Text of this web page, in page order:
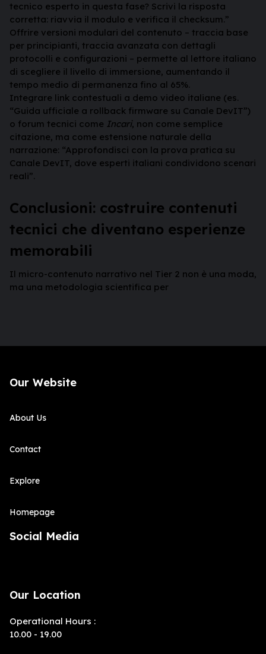
tecnico esperto in questa fase? Scrivi la risposta
corretta: riavvia il modulo e verifica il checksum.”
Offrire versioni modulari del contenuto – traccia base
per principianti, traccia avanzata con dettagli
protocolli e configurazioni – permette al lettore italiano
di scegliere il livello di immersione, aumentando il
tempo medio di permanenza fino al 65%.
Integrare link contestuali a demo video italiane (es.
“Guida ufficiale a rollback firmware su Canale DevIT”)
o forum tecnici come Incari, non come semplice
citazione, ma come estensione naturale della
narrazione: “Approfondisci con la prova pratica su
Canale DevIT, dove esperti italiani condividono scenari
reali”.
Conclusioni: costruire contenuti
tecnici che diventano esperienze
memorabili
Il micro-contenuto narrativo nel Tier 2 non è una moda,
ma una metodologia scientifica per
Our Website
About Us
Contact
Explore
Homepage
Social Media
Our Location
Operational Hours :
10.00 - 19.00